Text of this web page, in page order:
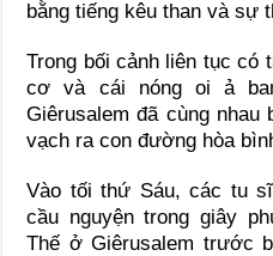
bằng tiếng kêu than và sự
Trong bối cảnh liên tục có
cơ và cái nóng oi ả
Giêrusalem đã cùng
vạch ra con đường hòa
Vào tối thứ Sáu, các tu
cầu nguyện trong giây
Thế ở Giêrusalem trước